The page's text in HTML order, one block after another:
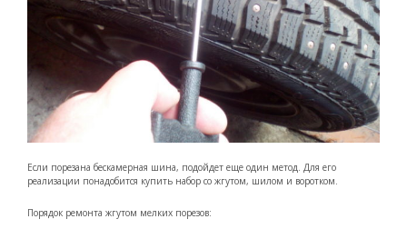
Если порезана бескамерная шина, подойдет еще один метод. Для его
реализации понадобится купить набор со жгутом, шилом и воротком.
Порядок ремонта жгутом мелких порезов: